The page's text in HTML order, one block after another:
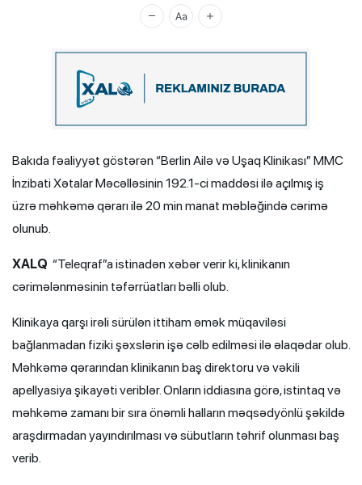
Xalq.Online
Bakıda fəaliyyət göstərən “Berlin Ailə və Uşaq Klinikası” MMC
İnzibati Xətalar Məcəlləsinin 192.1-ci maddəsi ilə açılmış iş
üzrə məhkəmə qərarı ilə 20 min manat məbləğində cərimə
olunub.
XALQ “Teleqraf”a istinadən xəbər verir ki, klinikanın
cərimələnməsinin təfərrüatları bəlli olub.
Klinikaya qarşı irəli sürülən ittiham əmək müqaviləsi
bağlanmadan fiziki şəxslərin işə cəlb edilməsi ilə əlaqədar olub.
Məhkəmə qərarından klinikanın baş direktoru və vəkili
apellyasiya şikayəti veriblər. Onların iddiasına görə, istintaq və
məhkəmə zamanı bir sıra önəmli halların məqsədyönlü şəkildə
araşdırmadan yayındırılması və sübutların təhrif olunması baş
verib.